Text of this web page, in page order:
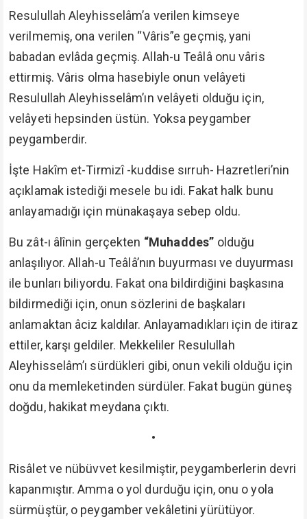
Resulullah Aleyhisselâm’a verilen kimseye
verilmemiş, ona verilen “Vâris”e geçmiş, yani
babadan evlâda geçmiş. Allah-u Teâlâ onu vâris
ettirmiş. Vâris olma hasebiyle onun velâyeti
Resulullah Aleyhisselâm’ın velâyeti olduğu için,
velâyeti hepsinden üstün. Yoksa peygamber
peygamberdir.
İşte Hakîm et-Tirmizî -kuddise sırruh- Hazretleri’nin
açıklamak istediği mesele bu idi. Fakat halk bunu
anlayamadığı için münakaşaya sebep oldu.
Bu zât-ı âlînin gerçekten “Muhaddes” olduğu
anlaşılıyor. Allah-u Teâlâ’nın buyurması ve duyurması
ile bunları biliyordu. Fakat ona bildirdiğini başkasına
bildirmediği için, onun sözlerini de başkaları
anlamaktan âciz kaldılar. Anlayamadıkları için de itiraz
ettiler, karşı geldiler. Mekkeliler Resulullah
Aleyhisselâm’ı sürdükleri gibi, onun vekili olduğu için
onu da memleketinden sürdüler. Fakat bugün güneş
doğdu, hakikat meydana çıktı.
•
Risâlet ve nübüvvet kesilmiştir, peygamberlerin devri
kapanmıştır. Amma o yol durduğu için, onu o yola
sürmüştür, o peygamber vekâletini yürütüyor.